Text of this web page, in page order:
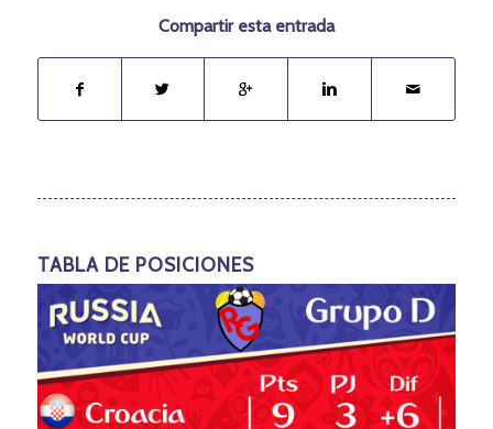
Compartir esta entrada
TABLA DE POSICIONES